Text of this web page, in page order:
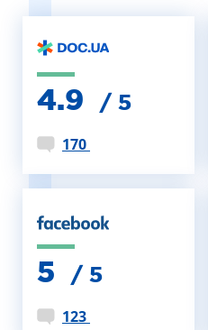
4.9 / 5
170
5 / 5
123